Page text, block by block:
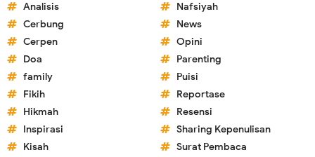
Analisis
Cerbung
Cerpen
Doa
family
Fikih
Hikmah
Inspirasi
Kisah
Nafsiyah
News
Opini
Parenting
Puisi
Reportase
Resensi
Sharing Kepenulisan
Surat Pembaca